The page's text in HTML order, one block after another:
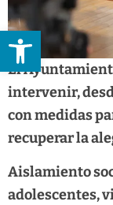
Abrir
El
intervenir,
con medidas
recuperar la
Aislamiento
adolescentes,